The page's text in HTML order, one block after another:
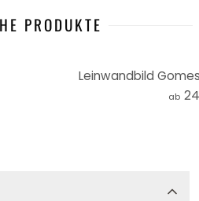
PRODUKTE
Leinwandbild
ab